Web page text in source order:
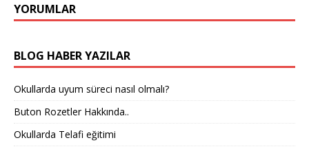
YORUMLAR
BLOG HABER YAZILAR
Okullarda uyum süreci nasıl olmalı?
Buton Rozetler Hakkında..
Okullarda Telafi eğitimi